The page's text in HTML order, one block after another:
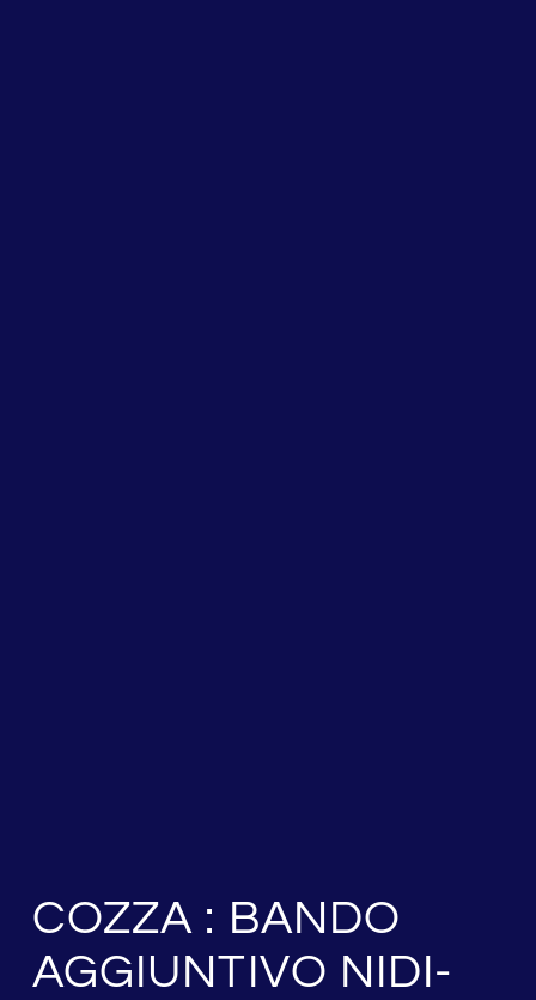
COZZA : BANDO
AGGIUNTIVO NIDI-